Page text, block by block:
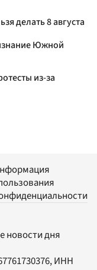
делать 8 августа
Южной
из-за
новости дня
ИНН